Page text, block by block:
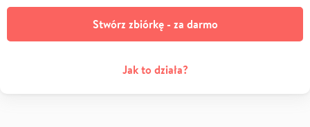
Stwórz zbiórkę - za darmo
Jak to działa?